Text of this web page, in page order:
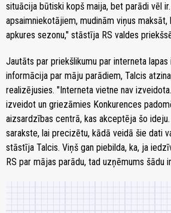
situācija būtiski kopš maija, bet parādi vēl
apsaimniekotājiem, mudinām viņus
apkures sezonu," stāstīja RS valdes
Jautāts par priekšlikumu par interneta
informācija par māju parādiem, Talcis
realizējusies. "Interneta vietne nav
izveidot un griezāmies Konkurences
aizsardzības centrā, kas akceptēja šo
sarakste, lai precizētu, kādā veidā šie dati
stāstīja Talcis. Viņš gan piebilda, ka, ja
RS par mājas parādu, tad uzņēmums šādu